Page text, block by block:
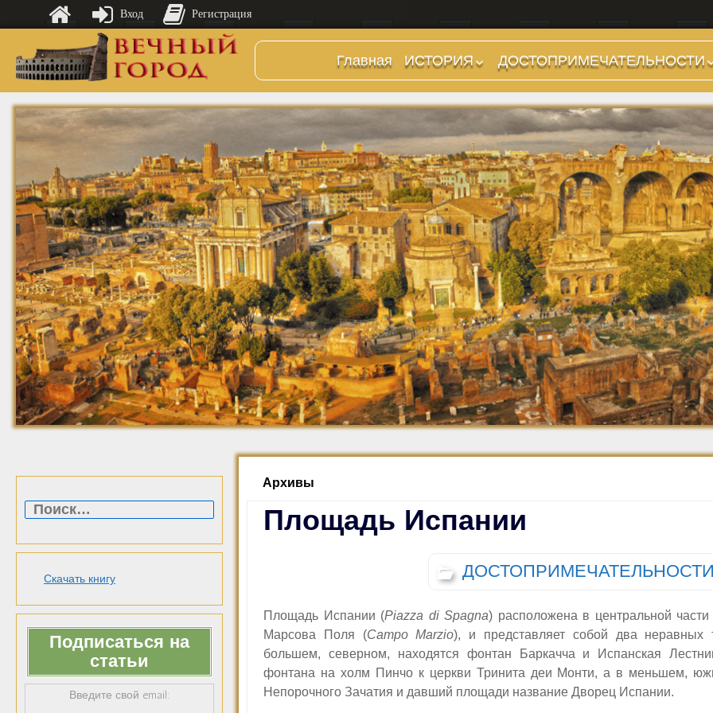
Главная
ИСТОРИЯ
Предыстория
Царский период
(753-509 гг до н.э.)
Ранняя Республика
(509-265 гг до н.э.)
Поздняя Республика
(264-27 гг до н.э.)
Империя. Принципат
(27 г до н.э. — 284 г
н.э.)
Империя. Доминат
(284-476 гг)
Темные Века. Готы
Темные Века.
Экзархат
Средневековье
Возрождение и
Барокко
ДОСТОПРИМЕЧАТЕЛЬНОСТИ
Холмы и остров.
Районы
Форумы, Площади,
Дороги
Стадионы, Термы
Музеи
Дохристианские
храмы
Христианские храмы,
базилики etc.
Дворцы
Арки, колонны и
обелиски
Фонтаны
Скачать книгу
Подписаться на
статьи
Введите свой email:
Архивы
Площадь Испании
ДОСТОПРИМЕЧАТЕЛЬНОСТИ
Площадь Испании (Piazza di Spagna) расположена в центральной
Марсова Поля (Campo Marzio), и представляет собой два неравных
большем, северном, находятся фонтан Баркачча и Испанская
фонтана на холм Пинчо к церкви Тринита деи Монти, а в меньшем,
Непорочного Зачатия и давший площади название Дворец Испании.
Вход Регистрация